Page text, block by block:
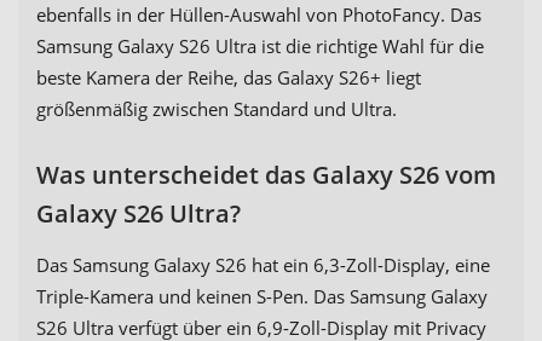
ebenfalls in der Hüllen-Auswahl von PhotoFancy. Das
Samsung Galaxy S26 Ultra ist die richtige Wahl für die
beste Kamera der Reihe, das Galaxy S26+ liegt
größenmäßig zwischen Standard und Ultra.
Was unterscheidet das Galaxy S26 vom
Galaxy S26 Ultra?
Das Samsung Galaxy S26 hat ein 6,3-Zoll-Display, eine
Triple-Kamera und keinen S-Pen. Das Samsung Galaxy
S26 Ultra verfügt über ein 6,9-Zoll-Display mit Privacy